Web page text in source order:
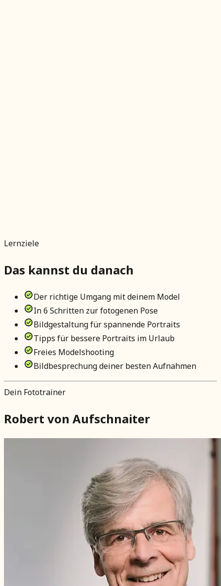
Lernziele
Das kannst du danach
Der richtige Umgang mit deinem Model
In 6 Schritten zur fotogenen Pose
Bildgestaltung für spannende Portraits
Tipps für bessere Portraits im Urlaub
Freies Modelshooting
Bildbesprechung deiner besten Aufnahmen
Dein Fototrainer
Robert von Aufschnaiter